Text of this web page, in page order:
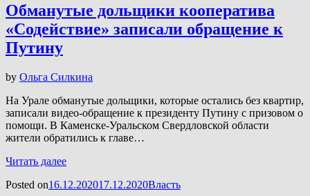
Обманутые дольщики кооператива
«Содействие» записали обращение к
Путину
by Ольга Силкина
На Урале обманутые дольщики, которые остались без квартир,
записали видео-обращение к президенту Путину с призовом о
помощи. В Каменске-Уральском Свердловской области
жители обратились к главе…
Читать далее
Posted on16.12.202017.12.2020Власть